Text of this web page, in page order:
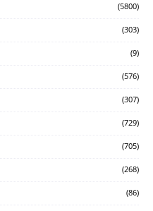
(5800)
(303)
(9)
(576)
(307)
(729)
(705)
(268)
(86)